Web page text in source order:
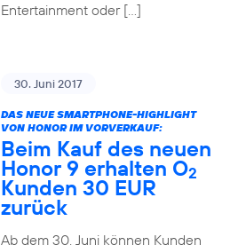
Entertainment oder […]
30. Juni 2017
DAS NEUE SMARTPHONE-HIGHLIGHT
VON HONOR IM VORVERKAUF:
Beim Kauf des neuen
Honor 9 erhalten O2
Kunden 30 EUR
zurück
Ab dem 30. Juni können Kunden